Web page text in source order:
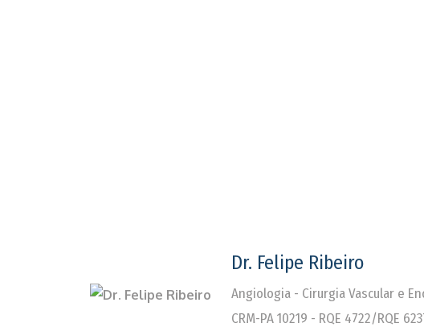
Dr. Felipe Ribeiro
Angiologia - Cirurgia Vascular e
CRM-PA 10219 - RQE 4722/RQE